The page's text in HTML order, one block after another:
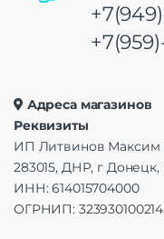
Адреса магазинов
Реквизиты
ИП Литвинов Максим
283015, ДНР, г
ИНН: 614015704000
ОГРНИП: